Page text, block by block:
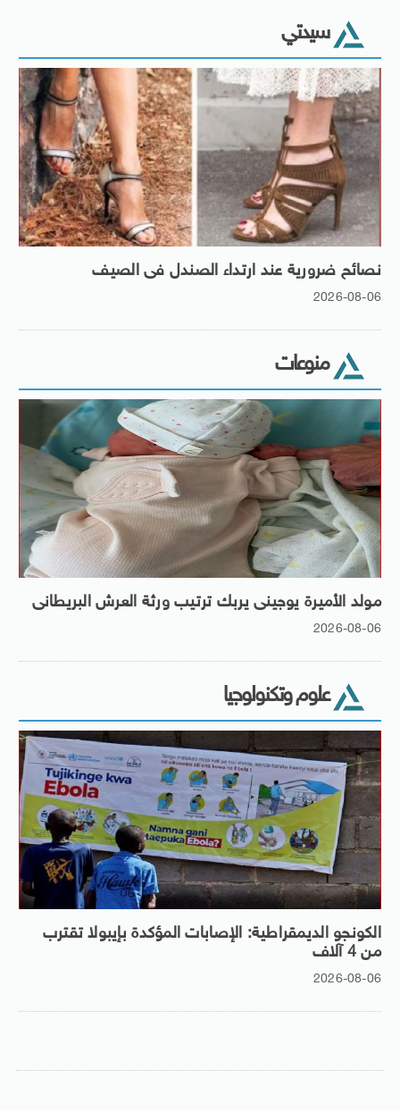
سيدتي
نصائح ضرورية عند ارتداء الصندل فى الصيف
2026-08-06
منوعات
مولد الأميرة يوجينى يربك ترتيب ورثة العرش البريطانى
2026-08-06
علوم وتكنولوجيا
الكونجو الديمقراطية: الإصابات المؤكدة بإيبولا تقترب
من 4 آلاف
2026-08-06